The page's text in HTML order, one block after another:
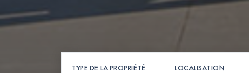
TYPE DE LA PROPRIÉTÉ LOCALISATION